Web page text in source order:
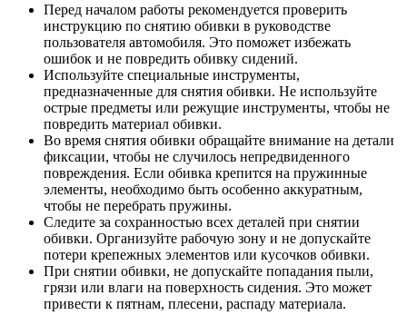
Перед началом работы рекомендуется проверить
инструкцию по снятию обивки в руководстве
пользователя автомобиля. Это поможет избежать
ошибок и не повредить обивку сидений.
Используйте специальные инструменты,
предназначенные для снятия обивки. Не используйте
острые предметы или режущие инструменты, чтобы не
повредить материал обивки.
Во время снятия обивки обращайте внимание на детали
фиксации, чтобы не случилось непредвиденного
повреждения. Если обивка крепится на пружинные
элементы, необходимо быть особенно аккуратным,
чтобы не перебрать пружины.
Следите за сохранностью всех деталей при снятии
обивки. Организуйте рабочую зону и не допускайте
потери крепежных элементов или кусочков обивки.
При снятии обивки, не допускайте попадания пыли,
грязи или влаги на поверхность сидения. Это может
привести к пятнам, плесени, распаду материала.